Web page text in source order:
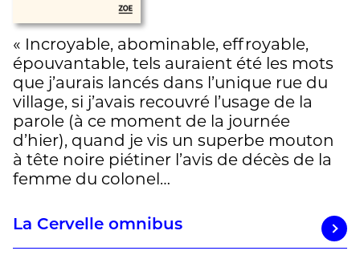
« Incroyable, abominable, effroyable,
épouvantable, tels auraient été les mots
que j’aurais lancés dans l’unique rue du
village, si j’avais recouvré l’usage de la
parole (à ce moment de la journée
d’hier), quand je vis un superbe mouton
à tête noire piétiner l’avis de décès de la
femme du colonel…
La Cervelle omnibus